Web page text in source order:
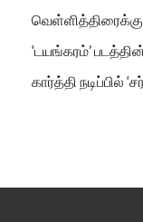
வெள்ளித்திரைக்கு
‘டயங்கரம்’ படத்தின்
கார்த்தி நடிப்பில்